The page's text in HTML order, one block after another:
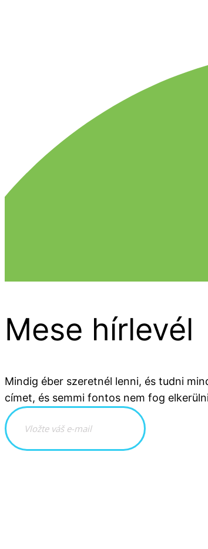
Mese hírlevél
Mindig éber szeretnél lenni, és tudni
címet, és semmi fontos nem fog